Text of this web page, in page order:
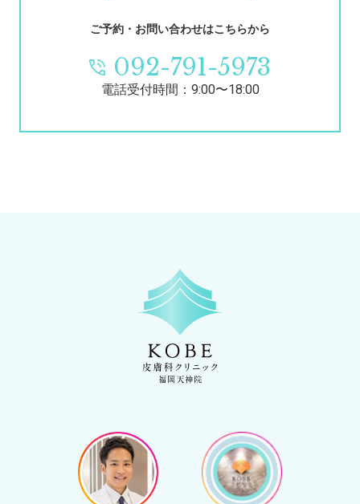
ご予約・お問い合わせはこちらから
092-791-5973
電話受付時間：9:00〜18:00